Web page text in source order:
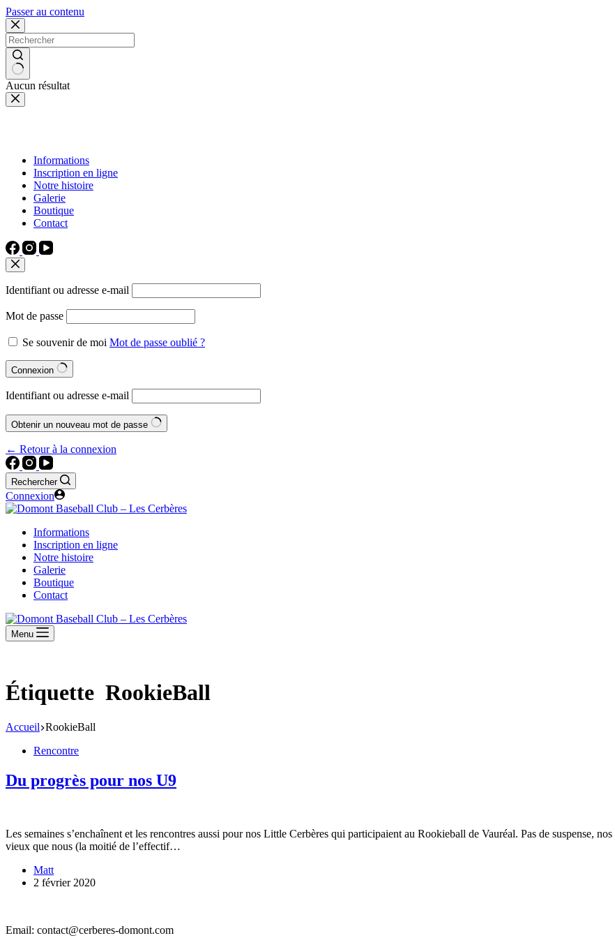
Passer au contenu
Aucun résultat
Informations
Inscription en ligne
Notre histoire
Galerie
Boutique
Contact
Identifiant ou adresse e-mail
Mot de passe
Se souvenir de moi Mot de passe oublié ?
Connexion
Identifiant ou adresse e-mail
Obtenir un nouveau mot de passe
← Retour à la connexion
Rechercher
Connexion
Informations
Inscription en ligne
Notre histoire
Galerie
Boutique
Contact
Menu
Étiquette RookieBall
Accueil RookieBall
Rencontre
Du progrès pour nos U9
Les semaines s’enchaînent et les rencontres aussi pour nos Little Cerbères qui participaient au Rookieball de Vauréal. Pas de suspense,
vieux que nous (la moitié de l’effectif…
Matt
2 février 2020
Email: contact@cerberes-domont.com